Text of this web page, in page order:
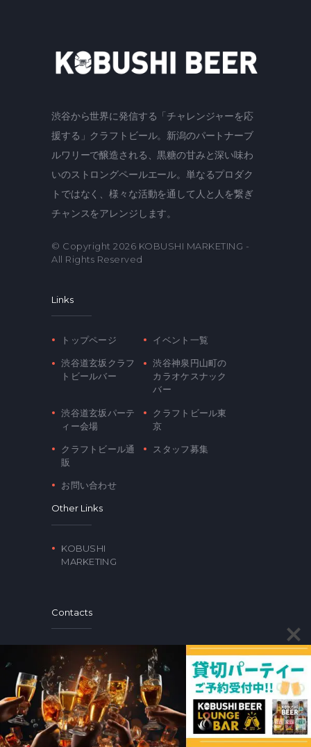
渋谷から世界に発信する「チャレンジャーを応
援する」クラフトビール。新潟のパートナーブ
ルワリーで醸造される、黒糖の甘みと深い味わ
いのストロングペールエール。単なるプロダク
トではなく、様々な活動を通して人と人を繋ぎ
チャンスをアレンジします。
© Copyright 2026 KOBUSHI MARKETING -
All Rights Reserved
Links
トップページ イベント一覧
渋谷道玄坂クラフ
トビールバー
渋谷神泉円山町の
カラオケスナック
バー
渋谷道玄坂パーテ
ィー会場
クラフトビール東
京
クラフトビール通
販
スタッフ募集
お問い合わせ
Other Links
KOBUSHI
MARKETING
Contacts
〒150-0043 東京都渋谷区道玄坂2-17-2 トップ美奄
2F
03-6679-3642